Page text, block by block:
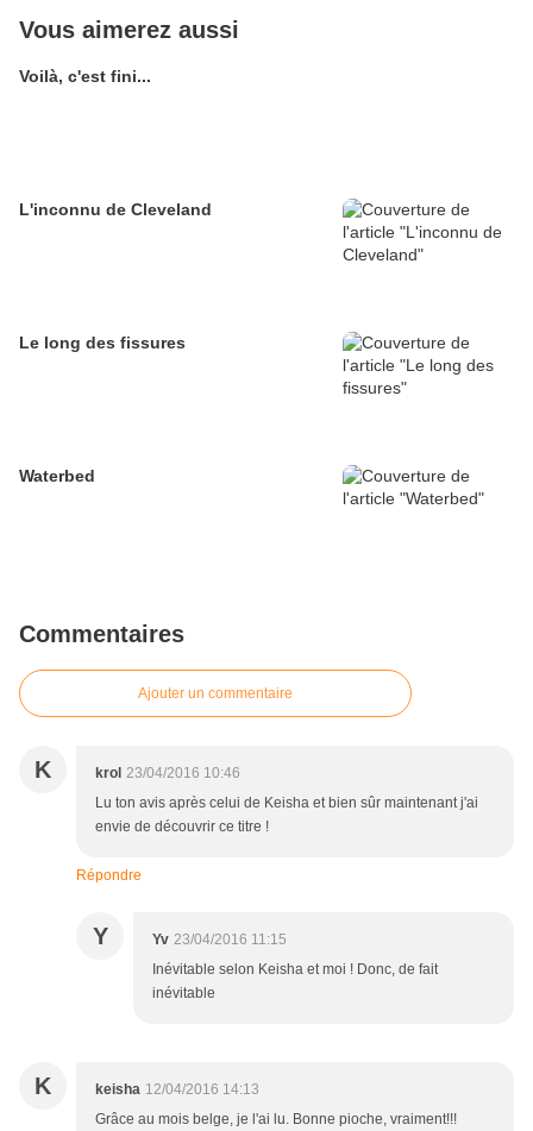
Vous aimerez aussi
Voilà, c'est fini...
L'inconnu de Cleveland
Le long des fissures
Waterbed
Commentaires
Ajouter un commentaire
K krol 23/04/2016 10:46
Lu ton avis après celui de Keisha et bien sûr maintenant j'ai
envie de découvrir ce titre !
Répondre
Y Yv 23/04/2016 11:15
Inévitable selon Keisha et moi ! Donc, de fait
inévitable
K keisha 12/04/2016 14:13
Grâce au mois belge, je l'ai lu. Bonne pioche, vraiment!!!